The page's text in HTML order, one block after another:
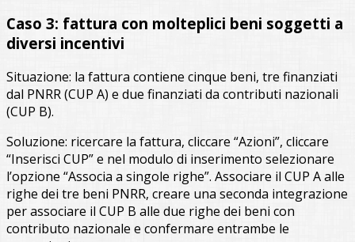
Caso 3: fattura con molteplici beni soggetti a
diversi incentivi
Situazione: la fattura contiene cinque beni, tre finanziati
dal PNRR (CUP A) e due finanziati da contributi nazionali
(CUP B).
Soluzione: ricercare la fattura, cliccare “Azioni”, cliccare
“Inserisci CUP” e nel modulo di inserimento selezionare
l’opzione “Associa a singole righe”. Associare il CUP A alle
righe dei tre beni PNRR, creare una seconda integrazione
per associare il CUP B alle due righe dei beni con
contributo nazionale e confermare entrambe le